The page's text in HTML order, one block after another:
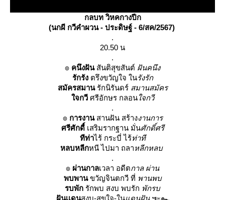
กลบท วิหคกางปีก
(นกผี กวีคำผวน - ประดิษฐ์ - 6/สค/2567)
.
20.50 น
.
๏ คนึงฝันสันติสุขสันต์ ฝันคนึง
รักรังตรึงขวัญใจ ในรังรัก
สมัครสมานรักนิรันดร์ สมานสมัคร
จกวีศรีอักษร กลอนจกวี
.
๏ การงานสานฝัน สร้างงานการ
ศรีศักดื์เสริมรากฐาน มั่นศักดิ์ศรี
ทีท่าไร้ กระบี่ ไร้ท่าที
หลบหลีกหนี ไปมา ถลาหลีกหลบ
.
๏ ผ่านกาลเวลา อดีตกาล ผ่าน
พบพานขวัญจินตกวี ที่ พานพบ
รบพัก รักพบ สงบ พบรัก พักรบ
ฝันเเดนสงบ-สุขใจ-ในดนฝัน๚ะ๛